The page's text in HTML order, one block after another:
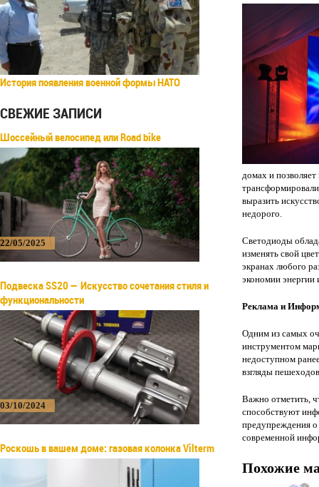
История появления военной формы НАТО
СВЕЖИЕ ЗАПИСИ
Шоссейный велосипед или Road bike
22/05/2025
Подвеска SS20 — Искусство сочетания стиля и
функциональности
03/10/2024
Роскошь в вашем доме: газовая колонка Vilterm
домах и
выразить
недорого.
Светодиоды
изменять свой
экранах любого
экономии энергии
Реклама и
Одним из самых
инструментом
недоступном
взгляды
Важно отметить,
способствуют
предупреждения о
современной
Похожие